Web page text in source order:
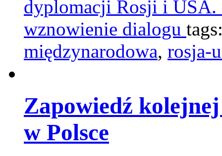
dyplomacji Rosji i USA.
wznowienie dialogu
międzynarodowa, rosja-
Zapowiedź
w Polsce